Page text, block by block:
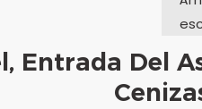
Entrada Del